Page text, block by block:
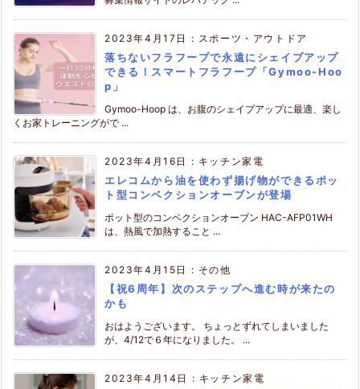
2023年4月17日 : スポーツ・アウトドア
落ちないフラフープで永遠にシェイプアップ
できる！スマートフラフープ「Gymoo-Hoo
p」
Gymoo-Hoop は、お腹のシェイプアップに最適、楽し
くお家トレーニングがで ...
2023年4月16日 : キッチン家電
エレコムから油を使わず揚げ物ができるポッ
ト型コンベクションオーブンが登場
ポット型のコンベクションオーブン HAC-AFP01WH
は、熱風で加熱すること ...
2023年4月15日 : その他
【祝6周年】次のステップへ進む時が来たの
かも
おはようございます。 ちょっとずれてしまいました
が、4/12で６年になりました。 ...
2023年4月14日 : キッチン家電